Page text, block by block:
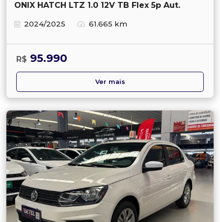
ONIX HATCH LTZ 1.0 12V TB Flex 5p Aut.
2024/2025
61.665 km
R$ 95.990
Ver mais